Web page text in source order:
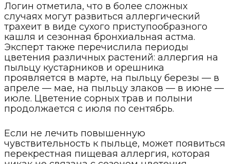
Логин отметила, что в более сложных
случаях могут развиться аллергический
трахеит в виде сухого приступообразного
кашля и сезонная бронхиальная астма.
Эксперт также перечислила периоды
цветения различных растений: аллергия на
пыльцу кустарников и орешника
проявляется в марте, на пыльцу березы — в
апреле — мае, на пыльцу злаков — в июне —
июле. Цветение сорных трав и полыни
продолжается с июля по сентябрь.
Если не лечить повышенную
чувствительность к пыльце, может появиться
перекрестная пищевая аллергия, которая